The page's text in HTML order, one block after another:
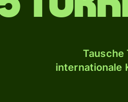
Tausche
internationale